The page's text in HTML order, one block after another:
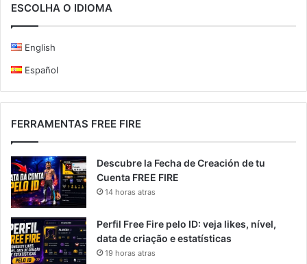
ESCOLHA O IDIOMA
English
Español
FERRAMENTAS FREE FIRE
Descubre la Fecha de Creación de tu
Cuenta FREE FIRE
14 horas atras
Perfil Free Fire pelo ID: veja likes, nível,
data de criação e estatísticas
19 horas atras